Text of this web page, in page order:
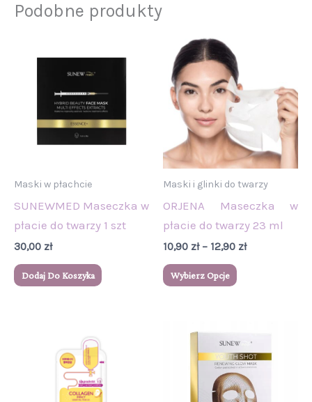
Podobne produkty
Maski w płachcie
SUNEWMED Maseczka w
płacie do twarzy 1 szt
30,00 zł
Dodaj Do Koszyka
Maski i glinki do twarzy
ORJENA Maseczka w
płacie do twarzy 23 ml
10,90 zł – 12,90 zł
do
12,90 zł
Wybierz Opcje
produkt
ma
wiele
wariantów.
Opcje
można
wybrać